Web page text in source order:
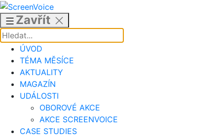
Přejít
obsahu
Zavřít
ÚVOD
TÉMA MĚSÍCE
AKTUALITY
MAGAZÍN
UDÁLOSTI
OBOROVÉ AKCE
AKCE SCREENVOICE
CASE STUDIES